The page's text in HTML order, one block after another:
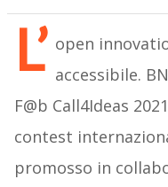
L’ open
accessibile.
F@b Call4Ideas
contest
promosso in